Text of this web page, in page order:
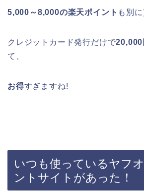
5,000～8,000の楽天ポイント も別に
クレジットカード発行だけで20,000
て、
お得すぎますね!
いつも使っているヤフ
ントサイトがあった！